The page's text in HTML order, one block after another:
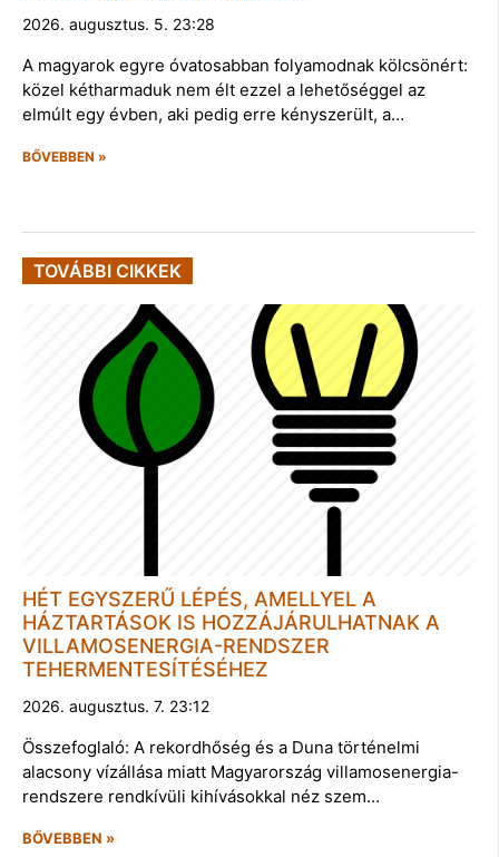
2026. augusztus. 5. 23:28
A magyarok egyre óvatosabban folyamodnak kölcsönért:
közel kétharmaduk nem élt ezzel a lehetőséggel az
elmúlt egy évben, aki pedig erre kényszerült, a…
BŐVEBBEN »
TOVÁBBI CIKKEK
HÉT EGYSZERŰ LÉPÉS, AMELLYEL A
HÁZTARTÁSOK IS HOZZÁJÁRULHATNAK A
VILLAMOSENERGIA-RENDSZER
TEHERMENTESÍTÉSÉHEZ
2026. augusztus. 7. 23:12
Összefoglaló: A rekordhőség és a Duna történelmi
alacsony vízállása miatt Magyarország villamosenergia-
rendszere rendkívüli kihívásokkal néz szem…
BŐVEBBEN »